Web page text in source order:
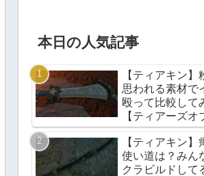
本日の人気記事
【ティアキン】
思われる素材で
殴って比較して
【ティアーズオ
ダム】
【ティアキン】
使い道は？みん
クラビルドして